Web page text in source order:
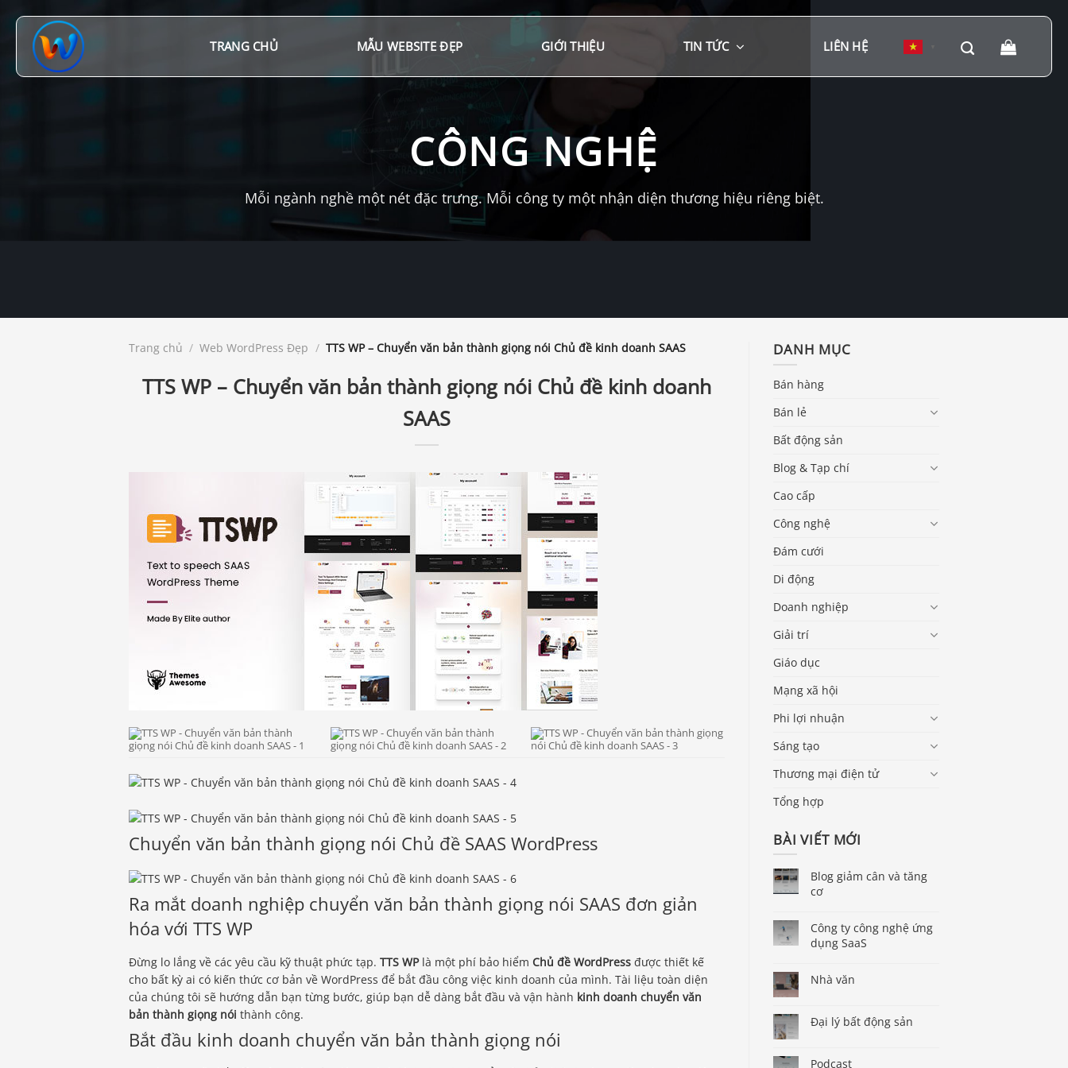
đến
TRANG CHỦ MẪU WEBSITE ĐẸP GIỚI THIỆU TIN TỨC LIÊN HỆ
CÔNG NGHỆ
Mỗi ngành nghề một nét đặc trưng. Mỗi công ty một nhận diện thương hiệu riêng biệt.
Trang chủ / Web WordPress Đẹp / TTS WP – Chuyển văn bản thành giọng nói Chủ đề kinh doanh SAAS
TTS WP – Chuyển văn bản thành giọng nói Chủ đề kinh doanh
SAAS
Chuyển văn bản thành giọng nói Chủ đề SAAS WordPress
Ra mắt doanh nghiệp chuyển văn bản thành giọng nói SAAS đơn giản
hóa với TTS WP
Đừng lo lắng về các yêu cầu kỹ thuật phức tạp. TTS WPlà một phí bảo hiểm Chủ đề WordPress được thiết kế
cho bất kỳ ai có kiến ​​thức cơ bản về WordPress để bắt đầu công việc kinh doanh của mình. Tài liệu toàn diện
của chúng tôi sẽ hướng dẫn bạn từng bước, giúp bạn dễ dàng bắt đầu và vận hành kinh doanh chuyển văn
bản thành giọng nói thành công.
Bắt đầu kinh doanh chuyển văn bản thành giọng nói
DANH MỤC
Bán hàng
Bán lẻ
Bất động sản
Blog & Tạp chí
Cao cấp
Công nghệ
Đám cưới
Di động
Doanh nghiệp
Giải trí
Giáo dục
Mạng xã hội
Phi lợi nhuận
Sáng tạo
Thương mại điện tử
Tổng hợp
BÀI VIẾT MỚI
Blog giảm cân và tăng
cơ
Công ty công nghệ ứng
dụng SaaS
Nhà văn
Đại lý bất động sản
Podcast